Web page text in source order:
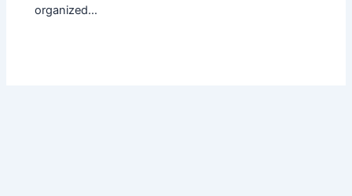
organized…